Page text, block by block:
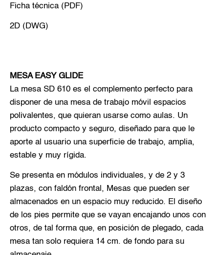
Ficha técnica (PDF)
2D (DWG)
MESA EASY GLIDE
La mesa SD 610 es el complemento perfecto para
disponer de una mesa de trabajo móvil espacios
polivalentes, que quieran usarse como aulas. Un
producto compacto y seguro, diseñado para que le
aporte al usuario una superficie de trabajo, amplia,
estable y muy rígida.
Se presenta en módulos individuales, y de 2 y 3
plazas, con faldón frontal, Mesas que pueden ser
almacenados en un espacio muy reducido. El diseño
de los pies permite que se vayan encajando unos con
otros, de tal forma que, en posición de plegado, cada
mesa tan solo requiera 14 cm. de fondo para su